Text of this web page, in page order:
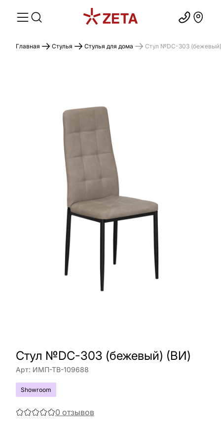
Главная Стулья Стулья для дома Стул №DC-303
Стул №DC-303 (бежевый) (BИ)
Арт: ИМП-ТВ-109688
Showroom
0 отзывов